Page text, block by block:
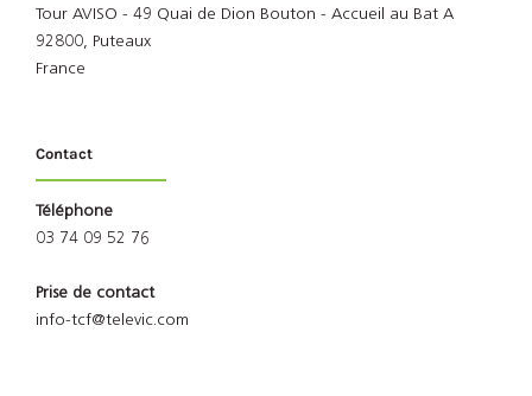
Tour AVISO - 49 Quai de Dion Bouton - Accueil au Bat A
92800, Puteaux
France
Contact
Téléphone
03 74 09 52 76
Prise de contact
info-tcf@televic.com